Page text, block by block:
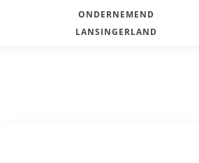
ONDERNEMEND
LANSINGERLAND